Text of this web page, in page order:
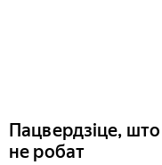
Пацвердзіце,
не робат